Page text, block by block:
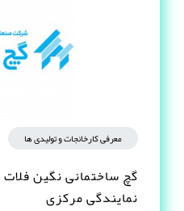
معرفی کارخانجات و تولیدی ها
گچ ساختمانی نگین
نمایندگی مرکزی